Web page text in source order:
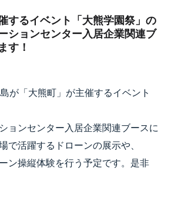
する​イベント​「大熊学園祭」の​
ションセンター入居企業関連ブ
す！
が​「大熊町」が​主催する​イベント​
ョンセンター入居企業関連ブースに​
で​活躍する​ドローンの​展示や、​
ン操縦体験を​行う​予定です。​是非